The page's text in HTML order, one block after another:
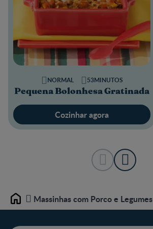
Pequena Bolonhesa Gratinada
NORMAL 53MINUTOS
Cozinhar agora
Home Massinhas com Porco e Legumes